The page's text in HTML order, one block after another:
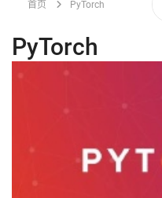
首页 PyTorch
PyTorch